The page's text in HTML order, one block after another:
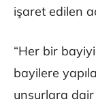
işaret edilen
“Her bir
bayilere
unsurlara